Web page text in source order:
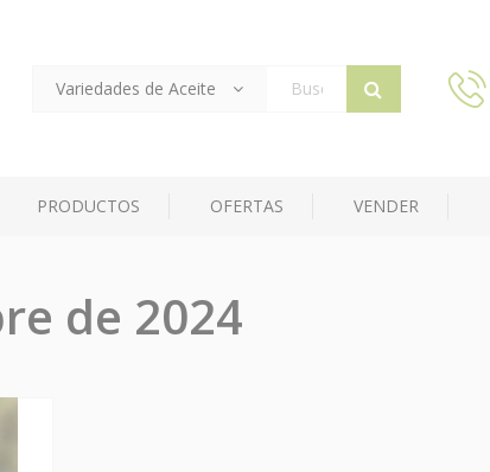
Variedades de Aceite
Products
PRODUCTOS OFERTAS VENDER
de 2024